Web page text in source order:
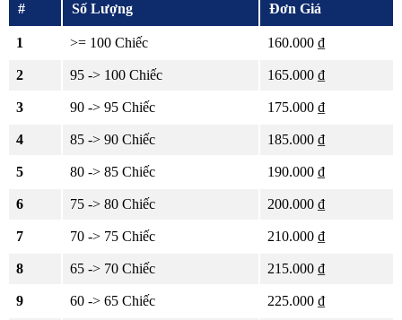
# Số Lượng Đơn Giá
1 >= 100 Chiếc 160.000 ₫
2 95 -> 100 Chiếc 165.000 ₫
3 90 -> 95 Chiếc 175.000 ₫
4 85 -> 90 Chiếc 185.000 ₫
5 80 -> 85 Chiếc 190.000 ₫
6 75 -> 80 Chiếc 200.000 ₫
7 70 -> 75 Chiếc 210.000 ₫
8 65 -> 70 Chiếc 215.000 ₫
9 60 -> 65 Chiếc 225.000 ₫